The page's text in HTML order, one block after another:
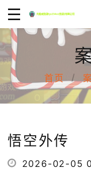
首页
悟空外传
2026-02-05